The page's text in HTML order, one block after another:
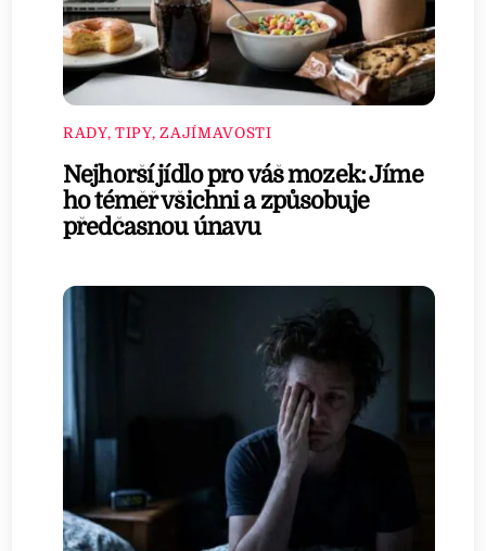
RADY, TIPY, ZAJÍMAVOSTI
Nejhorší jídlo pro váš mozek: Jíme
ho téměř všichni a způsobuje
předčasnou únavu